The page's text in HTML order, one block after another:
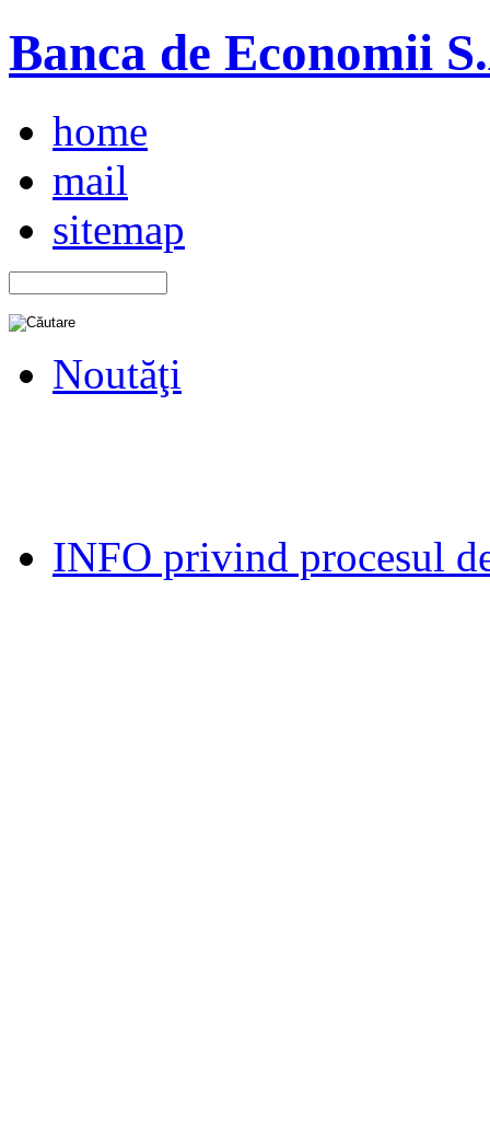
Banca de Economii
home
mail
sitemap
Noutăţi
INFO privind procesul